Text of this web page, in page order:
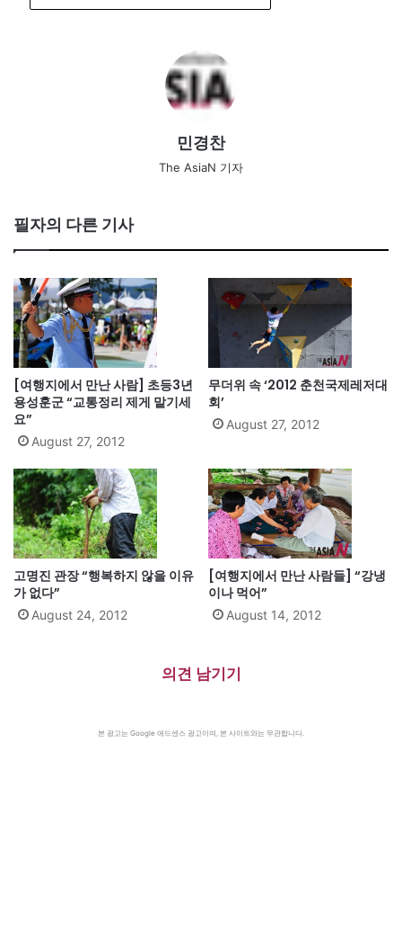
민경찬
The AsiaN 기자
필자의 다른 기사
[여행지에서 만난 사람] 초등3년
용성훈군 “교통정리 제게 맡기세
요”
August 27, 2012
무더위 속 ‘2012 춘천국제레저대
회’
August 27, 2012
고명진 관장 “행복하지 않을 이유
가 없다”
August 24, 2012
[여행지에서 만난 사람들] “강냉
이나 먹어”
August 14, 2012
의견 남기기
본 광고는 Google 애드센스 광고이며, 본 사이트와는 무관합니다.